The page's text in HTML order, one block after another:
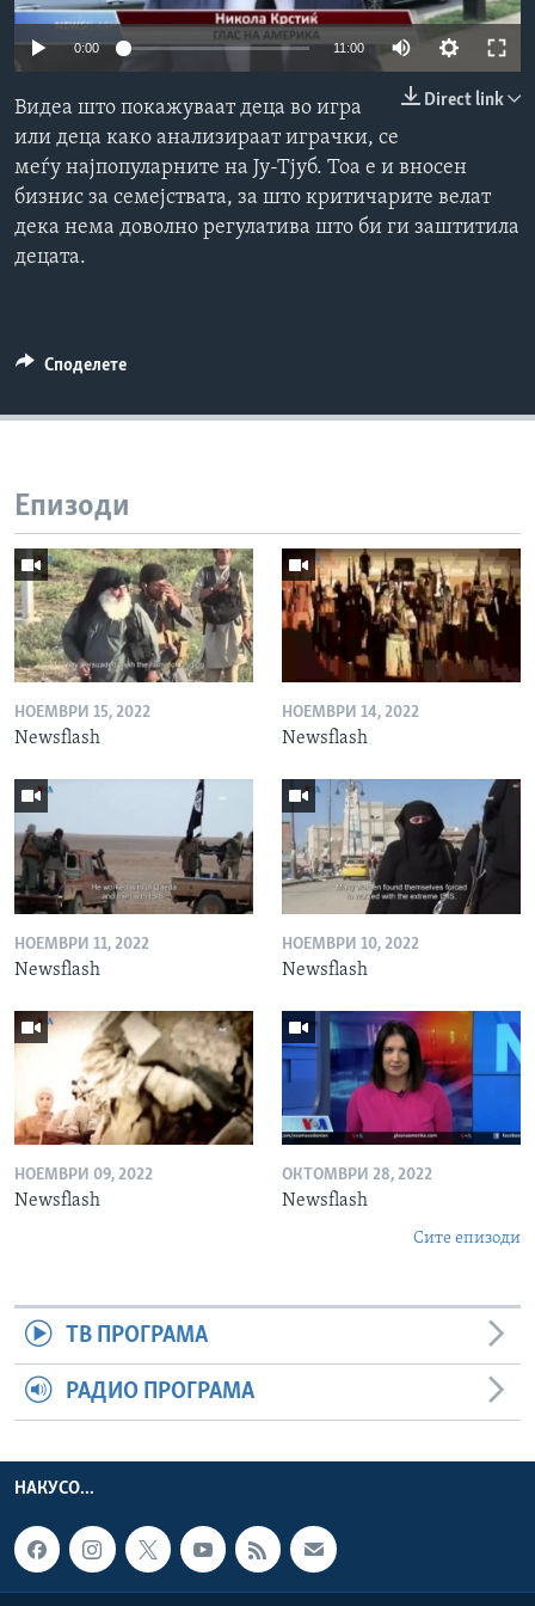
ИНТЕРВЈУА
Јазици
0:00 11:00
Direct link
Видеа што покажуваат деца во игра
или деца како анализираат играчки, се
меѓу најпопуларните на Ју-Тјуб. Тоа е и вносен
бизнис за семејствата, за што критичарите велат
дека нема доволно регулативa што би ги заштитила
децата.
Споделете
Епизоди
НОЕМВРИ 15, 2022
Newsflash
НОЕМВРИ 14, 2022
Newsflash
НОЕМВРИ 11, 2022
Newsflash
НОЕМВРИ 10, 2022
Newsflash
НОЕМВРИ 09, 2022
Newsflash
ОКТОМВРИ 28, 2022
Newsflash
Сите епизоди
ТВ ПРОГРАМА
РАДИО ПРОГРАМА
НАКУСО...